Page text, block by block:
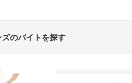
のバイトを探す